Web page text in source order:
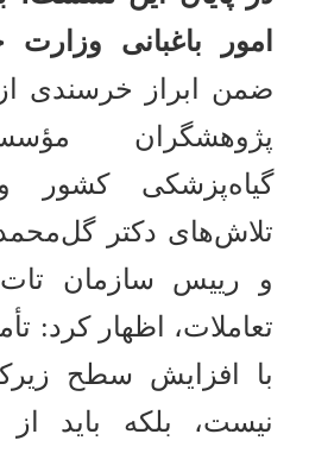
امور باغبانی
ضمن ابراز خرسندی
پژوهشگران
گیاه‌پزشکی کشور
تلاش‌های دکتر
و رییس سازمان
تعاملات، اظهار کرد:
با افزایش سطح
نیست، بلکه باید